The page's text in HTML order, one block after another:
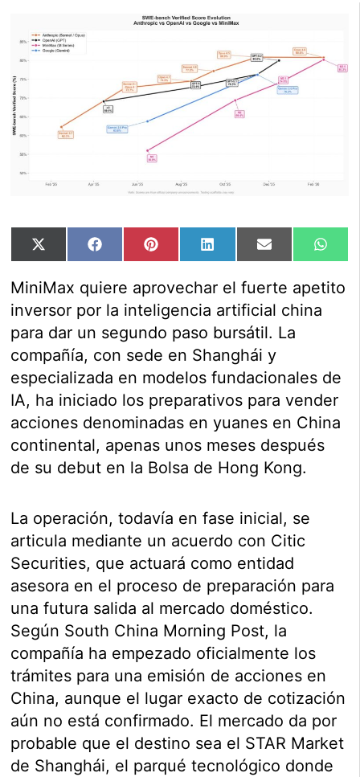
Compartir
en
X
(Twitter)
Compartir
en
FacebookCompartir
en
PinterestCompartir
en
LinkedInCompartir
en
Email
en
MiniMax quiere aprovechar el fuerte apetito
inversor por la inteligencia artificial china
para dar un segundo paso bursátil. La
compañía, con sede en Shanghái y
especializada en modelos fundacionales de
IA, ha iniciado los preparativos para vender
acciones denominadas en yuanes en China
continental, apenas unos meses después
de su debut en la Bolsa de Hong Kong.
La operación, todavía en fase inicial, se
articula mediante un acuerdo con Citic
Securities, que actuará como entidad
asesora en el proceso de preparación para
una futura salida al mercado doméstico.
Según South China Morning Post, la
compañía ha empezado oficialmente los
trámites para una emisión de acciones en
China, aunque el lugar exacto de cotización
aún no está confirmado. El mercado da por
probable que el destino sea el STAR Market
de Shanghái, el parqué tecnológico donde